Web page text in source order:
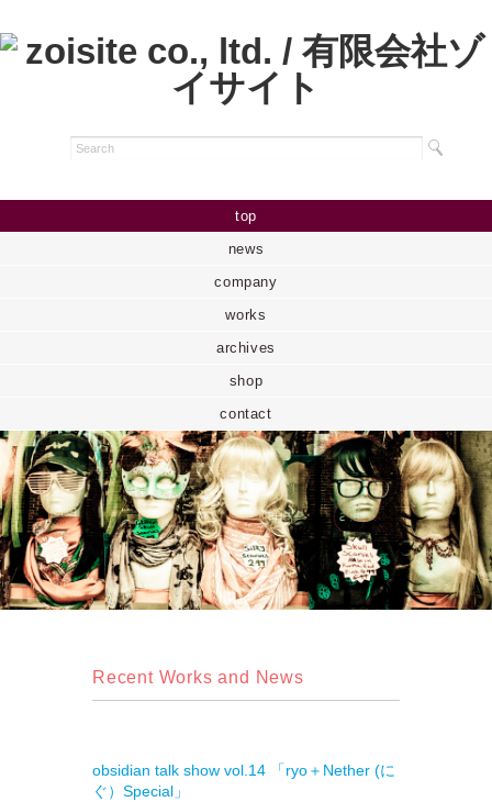
top
news
company
works
archives
shop
contact
Recent Works and News
obsidian talk show vol.14 「ryo＋Nether (に
ぐ）Special」